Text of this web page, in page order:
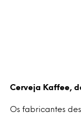
Cerveja Kaffee,
Os fabricantes